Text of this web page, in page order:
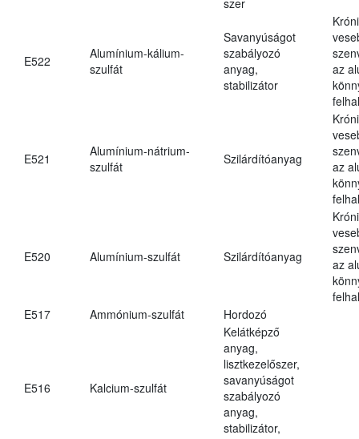
E522
Alumínium-kálium-
szulfát
Savanyúságot
szabályozó
anyag,
stabilizátor
az
E521
Alumínium-nátrium-
szulfát
Szilárdítóanyag
az
E520 Alumínium-szulfát Szilárdítóanyag
az
E517
Ammónium-szulfát Hordozó
E516 Kalcium-szulfát
Kelátképző
anyag,
lisztkezelőszer,
savanyúságot
szabályozó
anyag,
stabilizátor,